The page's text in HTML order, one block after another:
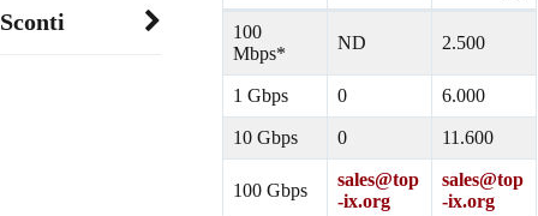
Sconti
100
Mbps*
ND 2.500
1 Gbps 0 6.000
10 Gbps 0 11.600
100 Gbps
sales@top
-ix.org
sales@top
-ix.org